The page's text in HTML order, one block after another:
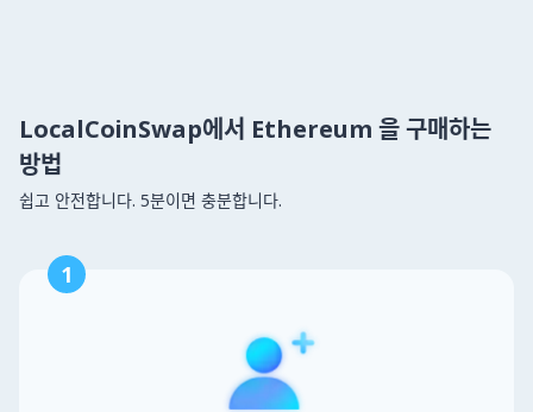
LocalCoinSwap에서 Ethereum 을 구매하는
방법
쉽고 안전합니다. 5분이면 충분합니다.
1